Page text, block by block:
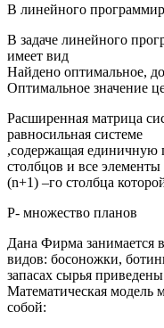
В линейного
В задаче линейного
имеет вид
Найдено оптимальное,
Оптимальное значение
Расширенная матрица
равносильная системе
,содержащая единичную
столбцов и все элементы
(n+1) –го столбца
P- множество планов
Дана Фирма занимается
видов: босоножки,
запасах сырья
Математическая модель
собой: